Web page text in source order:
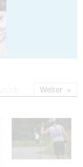
Weiter